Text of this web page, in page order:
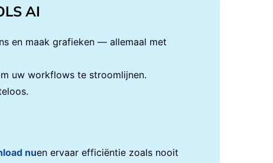
AI
en maak grafieken — allemaal met
uw workflows te stroomlijnen.
nuen ervaar efficiëntie zoals nooit